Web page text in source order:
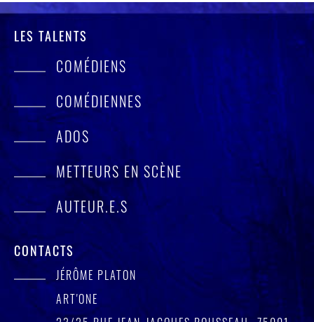
LES TALENTS
COMÉDIENS
COMÉDIENNES
ADOS
METTEURS EN SCÈNE
AUTEUR.E.S
CONTACTS
JÉRÔME PLATON
ART'ONE